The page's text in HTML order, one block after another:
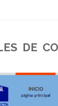
DE